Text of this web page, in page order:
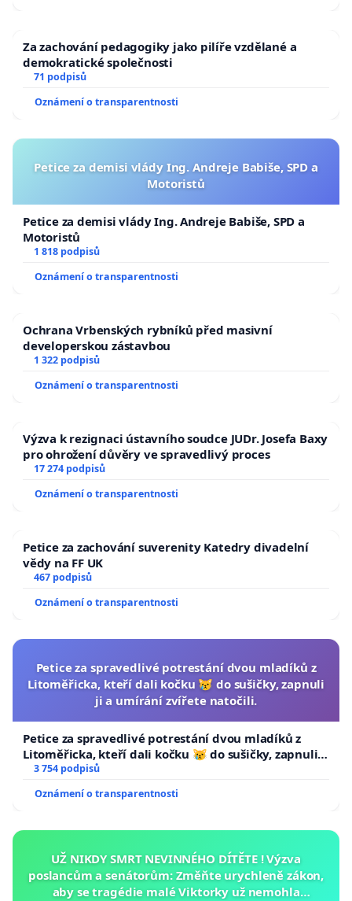
Za zachování pedagogiky jako pilíře vzdělané a
demokratické společnosti
71 podpisů
Oznámení o transparentnosti
Petice za demisi vlády Ing. Andreje Babiše, SPD a
Motoristů
Petice za demisi vlády Ing. Andreje Babiše, SPD a
Motoristů
1 818 podpisů
Oznámení o transparentnosti
Ochrana Vrbenských rybníků před masivní
developerskou zástavbou
1 322 podpisů
Oznámení o transparentnosti
Výzva k rezignaci ústavního soudce JUDr. Josefa Baxy
pro ohrožení důvěry ve spravedlivý proces
17 274 podpisů
Oznámení o transparentnosti
Petice za zachování suverenity Katedry divadelní
vědy na FF UK
467 podpisů
Oznámení o transparentnosti
Petice za spravedlivé potrestání dvou mladíků z
Litoměřicka, kteří dali kočku 😿 do sušičky, zapnuli
ji a umírání zvířete natočili.
Petice za spravedlivé potrestání dvou mladíků z
Litoměřicka, kteří dali kočku 😿 do sušičky, zapnuli ji
a umírání zvířete natočili.
3 754 podpisů
Oznámení o transparentnosti
UŽ NIKDY SMRT NEVINNÉHO DÍTĚTE ! Výzva
poslancům a senátorům: Změňte urychleně zákon,
aby se tragédie malé Viktorky už nemohla